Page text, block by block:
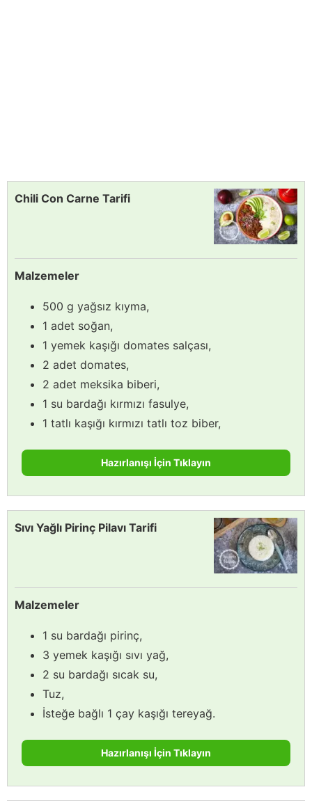
Chili Con Carne Tarifi
Malzemeler
500 g yağsız kıyma,
1 adet soğan,
1 yemek kaşığı domates salçası,
2 adet domates,
2 adet meksika biberi,
1 su bardağı kırmızı fasulye,
1 tatlı kaşığı kırmızı tatlı toz biber,
Hazırlanışı İçin Tıklayın
Sıvı Yağlı Pirinç Pilavı Tarifi
Malzemeler
1 su bardağı pirinç,
3 yemek kaşığı sıvı yağ,
2 su bardağı sıcak su,
Tuz,
İsteğe bağlı 1 çay kaşığı tereyağ.
Hazırlanışı İçin Tıklayın